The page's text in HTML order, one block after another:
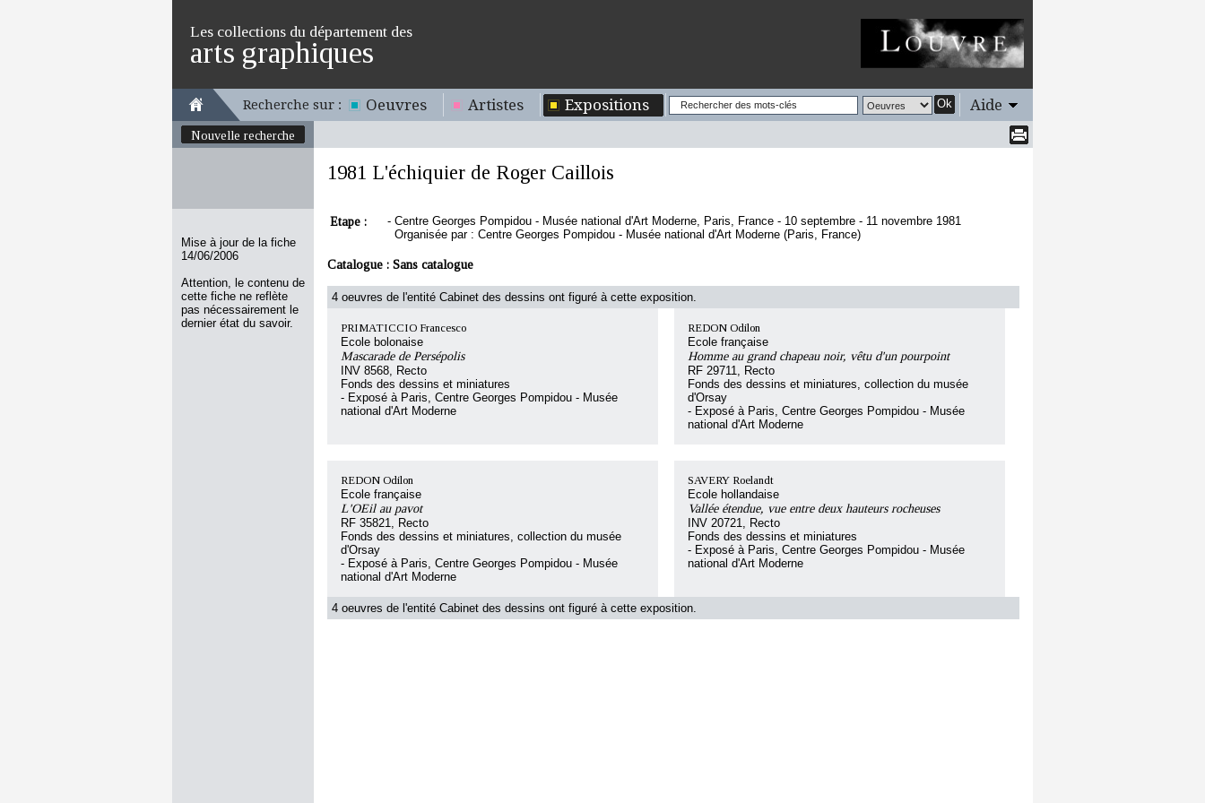
Les collections du département des
arts graphiques
Recherche sur : Oeuvres Artistes Expositions Ok Aide
Nouvelle recherche
Mise à jour de la fiche
14/06/2006
Attention, le contenu de
cette fiche ne reflète
pas nécessairement le
dernier état du savoir.
1981 L'échiquier de Roger Caillois
Etape : - Centre Georges Pompidou - Musée national d'Art Moderne, Paris, France - 10 septembre - 11 novembre 1981
Organisée par : Centre Georges Pompidou - Musée national d'Art Moderne (Paris, France)
Catalogue : Sans catalogue
4 oeuvres de l'entité Cabinet des dessins ont figuré à cette exposition.
PRIMATICCIO Francesco
Ecole bolonaise
Mascarade de Persépolis
INV 8568, Recto
Fonds des dessins et miniatures
- Exposé à Paris, Centre Georges Pompidou - Musée
national d'Art Moderne
REDON Odilon
Ecole française
Homme au grand chapeau noir, vêtu d'un pourpoint
RF 29711, Recto
Fonds des dessins et miniatures, collection du musée
d'Orsay
- Exposé à Paris, Centre Georges Pompidou - Musée
national d'Art Moderne
REDON Odilon
Ecole française
L'OEil au pavot
RF 35821, Recto
Fonds des dessins et miniatures, collection du musée
d'Orsay
- Exposé à Paris, Centre Georges Pompidou - Musée
national d'Art Moderne
SAVERY Roelandt
Ecole hollandaise
Vallée étendue, vue entre deux hauteurs rocheuses
INV 20721, Recto
Fonds des dessins et miniatures
- Exposé à Paris, Centre Georges Pompidou - Musée
national d'Art Moderne
4 oeuvres de l'entité Cabinet des dessins ont figuré à cette exposition.